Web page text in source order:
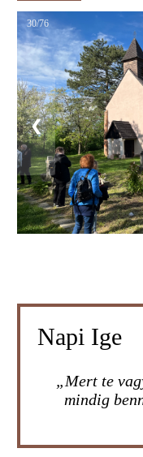
30/76
❮
Napi Ige
„Mert te
mindig